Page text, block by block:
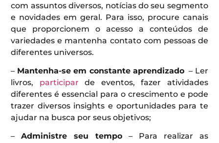
com assuntos diversos, notícias do seu segmento
e novidades em geral. Para isso, procure canais
que proporcionem o acesso a conteúdos de
variedades e mantenha contato com pessoas de
diferentes universos.
– Mantenha-se em constante aprendizado – Ler
livros, participar de eventos, fazer atividades
diferentes é essencial para o crescimento e pode
trazer diversos insights e oportunidades para te
ajudar na busca por seus objetivos;
–Administre seu tempo – Para realizar as